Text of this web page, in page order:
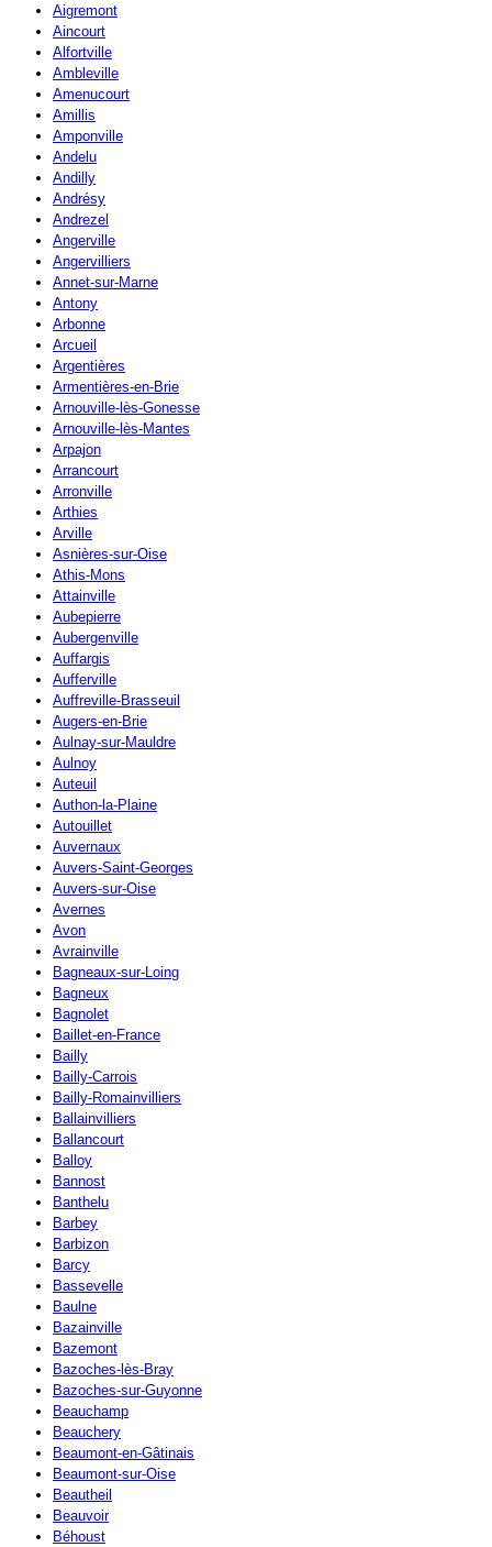
Aigremont
Aincourt
Alfortville
Ambleville
Amenucourt
Amillis
Amponville
Andelu
Andilly
Andrésy
Andrezel
Angerville
Angervilliers
Annet-sur-Marne
Antony
Arbonne
Arcueil
Argentières
Armentières-en-Brie
Arnouville-lès-Gonesse
Arnouville-lès-Mantes
Arpajon
Arrancourt
Arronville
Arthies
Arville
Asnières-sur-Oise
Athis-Mons
Attainville
Aubepierre
Aubergenville
Auffargis
Aufferville
Auffreville-Brasseuil
Augers-en-Brie
Aulnay-sur-Mauldre
Aulnoy
Auteuil
Authon-la-Plaine
Autouillet
Auvernaux
Auvers-Saint-Georges
Auvers-sur-Oise
Avernes
Avon
Avrainville
Bagneaux-sur-Loing
Bagneux
Bagnolet
Baillet-en-France
Bailly
Bailly-Carrois
Bailly-Romainvilliers
Ballainvilliers
Ballancourt
Balloy
Bannost
Banthelu
Barbey
Barbizon
Barcy
Bassevelle
Baulne
Bazainville
Bazemont
Bazoches-lès-Bray
Bazoches-sur-Guyonne
Beauchamp
Beauchery
Beaumont-en-Gâtinais
Beaumont-sur-Oise
Beautheil
Beauvoir
Béhoust